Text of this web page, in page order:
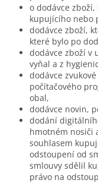
o dodávce
kupujícího nebo
dodávce zboží,
které bylo po
dodávce zboží v
vyňal a z
dodávce
počítačového
obal,
dodávce novin,
dodání
hmotném nosiči
souhlasem
odstoupení od
smlouvy sdělil
právo na